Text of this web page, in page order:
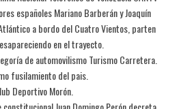
españoles Mariano Barberán y Joaquín
a bordo del Cuatro Vientos, parten
en el trayecto.
de automovilismo Turismo Carretera.
fusilamiento del pais.
Deportivo Morón.